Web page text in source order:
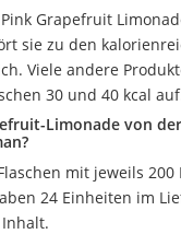
Grapefruit
sie zu den
Viele andere
30 und 40 kcal
Limonade von
mit jeweils
24 Einheiten im